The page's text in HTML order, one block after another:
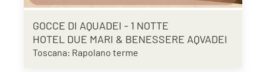
GOCCE DI AQUADEI - 1 NOTTE
HOTEL DUE MARI & BENESSERE AQVADEI
Toscana: Rapolano terme